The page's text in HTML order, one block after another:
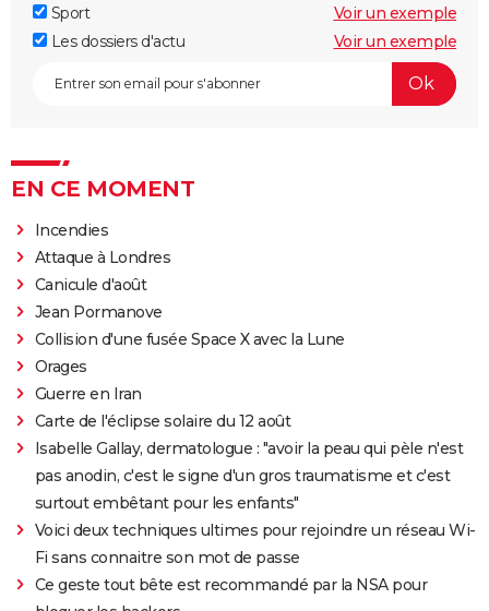
Sport
Voir un exemple
Les dossiers d'actu
Voir un exemple
EN CE MOMENT
Incendies
Attaque à Londres
Canicule d'août
Jean Pormanove
Collision d'une fusée Space X avec la Lune
Orages
Guerre en Iran
Carte de l'éclipse solaire du 12 août
Isabelle Gallay, dermatologue : "avoir la peau qui pèle n'est
pas anodin, c'est le signe d'un gros traumatisme et c'est
surtout embêtant pour les enfants"
Voici deux techniques ultimes pour rejoindre un réseau Wi-
Fi sans connaitre son mot de passe
Ce geste tout bête est recommandé par la NSA pour